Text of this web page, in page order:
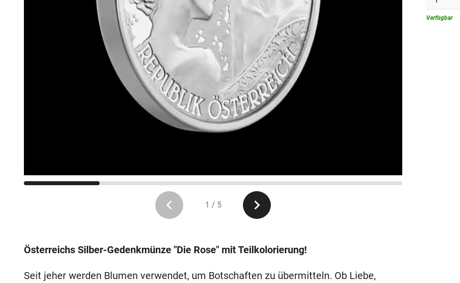
1 / 5
Verfügbar
Österreichs Silber-Gedenkmünze "Die Rose" mit Teilkolorierung!
Seit jeher werden Blumen verwendet, um Botschaften zu übermitteln. Ob Liebe,